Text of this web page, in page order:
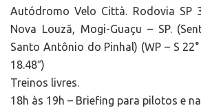
Autódromo Velo Città. Rodovia SP
Nova Louzã, Mogi-Guaçu – SP.
Santo Antônio do Pinhal) (WP – S 22°
18.48″)
Treinos livres.
18h às 19h – Briefing para pilotos e